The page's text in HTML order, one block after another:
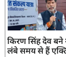
किरण सिंह देव
लंबे समय से हैं